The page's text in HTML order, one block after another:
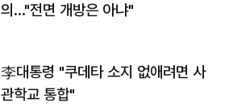
의…"전면 개방은 아냐"
李대통령 "쿠데타 소지 없애려면 사
관학교 통합"